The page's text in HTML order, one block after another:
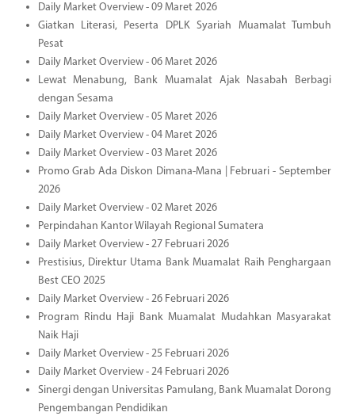
Daily Market Overview - 09 Maret 2026
Giatkan Literasi, Peserta DPLK Syariah Muamalat Tumbuh
Pesat
Daily Market Overview - 06 Maret 2026
Lewat Menabung, Bank Muamalat Ajak Nasabah Berbagi
dengan Sesama
Daily Market Overview - 05 Maret 2026
Daily Market Overview - 04 Maret 2026
Daily Market Overview - 03 Maret 2026
Promo Grab Ada Diskon Dimana-Mana | Februari - September
2026
Daily Market Overview - 02 Maret 2026
Perpindahan Kantor Wilayah Regional Sumatera
Daily Market Overview - 27 Februari 2026
Prestisius, Direktur Utama Bank Muamalat Raih Penghargaan
Best CEO 2025
Daily Market Overview - 26 Februari 2026
Program Rindu Haji Bank Muamalat Mudahkan Masyarakat
Naik Haji
Daily Market Overview - 25 Februari 2026
Daily Market Overview - 24 Februari 2026
Sinergi dengan Universitas Pamulang, Bank Muamalat Dorong
Pengembangan Pendidikan